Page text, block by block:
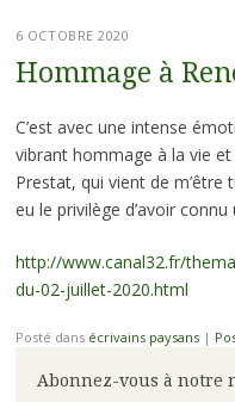
6 OCTOBRE 2020
Hommage à
C’est avec une intense
vibrant hommage à la vie
Prestat, qui vient de m’être
eu le privilège d’avoir
http://www.canal32.fr/
du-02-juillet-2020.html
Posté dans écrivains paysans |
Abonnez-vous à notre